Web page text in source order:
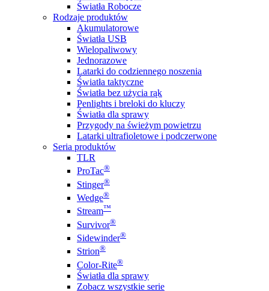
Światła Robocze
Rodzaje produktów
Akumulatorowe
Światła USB
Wielopaliwowy
Jednorazowe
Latarki do codziennego noszenia
Światła taktyczne
Światła bez użycia rąk
Penlights i breloki do kluczy
Światła dla sprawy
Przygody na świeżym powietrzu
Latarki ultrafioletowe i podczerwone
Seria produktów
TLR
ProTac®
Stinger®
Wedge®
Stream™
Survivor®
Sidewinder®
Strion®
Color-Rite®
Światła dla sprawy
Zobacz wszystkie serie